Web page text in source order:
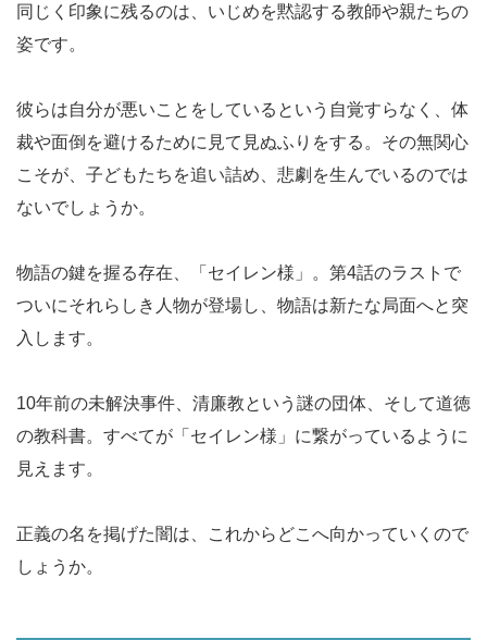
同じく印象に残るのは、いじめを黙認する教師や親たちの
姿です。
彼らは自分が悪いことをしているという自覚すらなく、体
裁や面倒を避けるために見て見ぬふりをする。その無関心
こそが、子どもたちを追い詰め、悲劇を生んでいるのでは
ないでしょうか。
物語の鍵を握る存在、「セイレン様」。第4話のラストで
ついにそれらしき人物が登場し、物語は新たな局面へと突
入します。
10年前の未解決事件、清廉教という謎の団体、そして道徳
の教科書。すべてが「セイレン様」に繋がっているように
見えます。
正義の名を掲げた闇は、これからどこへ向かっていくので
しょうか。